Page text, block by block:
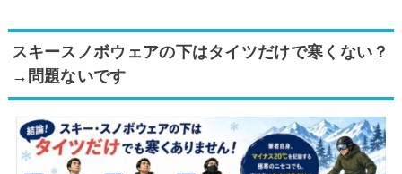
スキースノボウェアの下はタイツだけで寒くない？
→問題ないです